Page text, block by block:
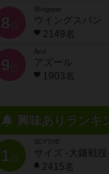
8 位
Wingspan
ウイングスパン
2149名
9 位
Azul
アズール
1903名
興味ありランキ
1位
SCYTHE
サイズ -大鎌戦役-
2415名